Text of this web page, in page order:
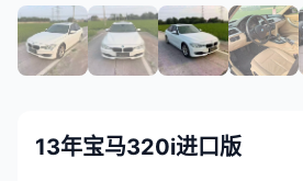
13年宝马320i进口版